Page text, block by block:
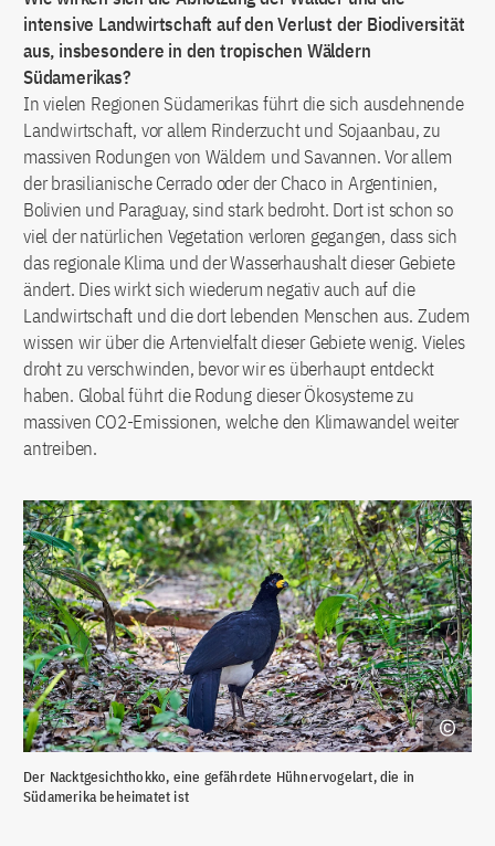
intensive Landwirtschaft auf den Verlust der Biodiversität
aus, insbesondere in den tropischen Wäldern
Südamerikas?
In vielen Regionen Südamerikas führt die sich ausdehnende
Landwirtschaft, vor allem Rinderzucht und Sojaanbau, zu
massiven Rodungen von Wäldern und Savannen. Vor allem
der brasilianische Cerrado oder der Chaco in Argentinien,
Bolivien und Paraguay, sind stark bedroht. Dort ist schon so
viel der natürlichen Vegetation verloren gegangen, dass sich
das regionale Klima und der Wasserhaushalt dieser Gebiete
ändert. Dies wirkt sich wiederum negativ auch auf die
Landwirtschaft und die dort lebenden Menschen aus. Zudem
wissen wir über die Artenvielfalt dieser Gebiete wenig. Vieles
droht zu verschwinden, bevor wir es überhaupt entdeckt
haben. Global führt die Rodung dieser Ökosysteme zu
massiven CO2-Emissionen, welche den Klimawandel weiter
antreiben.
Der Nacktgesichthokko, eine gefährdete Hühnervogelart, die in
Südamerika beheimatet ist